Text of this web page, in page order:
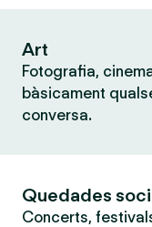
Art
Fotografia,
bàsicament
conversa.
Quedades
Concerts,